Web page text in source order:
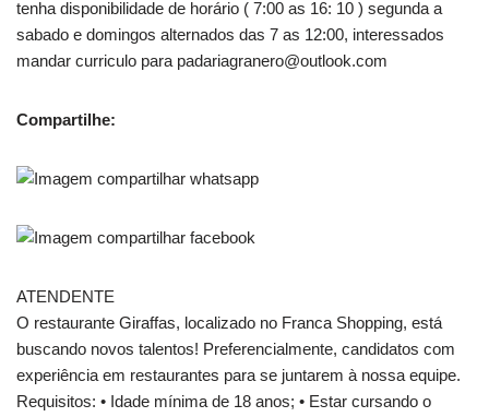
tenha disponibilidade de horário ( 7:00 as 16: 10 ) segunda a
sabado e domingos alternados das 7 as 12:00, interessados
mandar curriculo para padariagranero@outlook.com
Compartilhe:
ATENDENTE
O restaurante Giraffas, localizado no Franca Shopping, está
buscando novos talentos! Preferencialmente, candidatos com
experiência em restaurantes para se juntarem à nossa equipe.
Requisitos: • Idade mínima de 18 anos; • Estar cursando o